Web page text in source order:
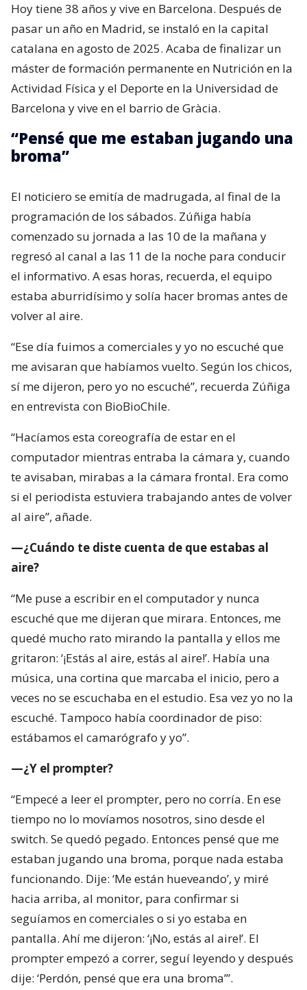
Hoy tiene 38 años y vive en Barcelona. Después de
pasar un año en Madrid, se instaló en la capital
catalana en agosto de 2025. Acaba de finalizar un
máster de formación permanente en Nutrición en la
Actividad Física y el Deporte en la Universidad de
Barcelona y vive en el barrio de Gràcia.
“Pensé que me estaban jugando una
broma”
El noticiero se emitía de madrugada, al final de la
programación de los sábados. Zúñiga había
comenzado su jornada a las 10 de la mañana y
regresó al canal a las 11 de la noche para conducir
el informativo. A esas horas, recuerda, el equipo
estaba aburridísimo y solía hacer bromas antes de
volver al aire.
“Ese día fuimos a comerciales y yo no escuché que
me avisaran que habíamos vuelto. Según los chicos,
sí me dijeron, pero yo no escuché”, recuerda Zúñiga
en entrevista con BioBioChile.
“Hacíamos esta coreografía de estar en el
computador mientras entraba la cámara y, cuando
te avisaban, mirabas a la cámara frontal. Era como
si el periodista estuviera trabajando antes de volver
al aire”, añade.
—¿Cuándo te diste cuenta de que estabas al
aire?
“Me puse a escribir en el computador y nunca
escuché que me dijeran que mirara. Entonces, me
quedé mucho rato mirando la pantalla y ellos me
gritaron: ‘¡Estás al aire, estás al aire!’. Había una
música, una cortina que marcaba el inicio, pero a
veces no se escuchaba en el estudio. Esa vez yo no la
escuché. Tampoco había coordinador de piso:
estábamos el camarógrafo y yo”.
—¿Y el prompter?
“Empecé a leer el prompter, pero no corría. En ese
tiempo no lo movíamos nosotros, sino desde el
switch. Se quedó pegado. Entonces pensé que me
estaban jugando una broma, porque nada estaba
funcionando. Dije: ‘Me están hueveando’, y miré
hacia arriba, al monitor, para confirmar si
seguíamos en comerciales o si yo estaba en
pantalla. Ahí me dijeron: ‘¡No, estás al aire!’. El
prompter empezó a correr, seguí leyendo y después
dije: ‘Perdón, pensé que era una broma’”.